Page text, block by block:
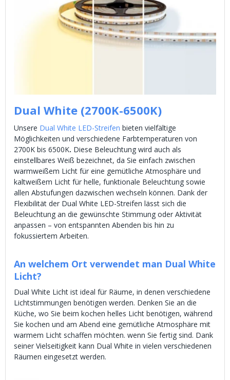
Dual White (2700K-6500K)
Unsere Dual White LED-Streifen bieten vielfältige
Möglichkeiten und verschiedene Farbtemperaturen von
2700K bis 6500K. Diese Beleuchtung wird auch als
einstellbares Weiß bezeichnet, da Sie einfach zwischen
warmweißem Licht für eine gemütliche Atmosphäre und
kaltweißem Licht für helle, funktionale Beleuchtung sowie
allen Abstufungen dazwischen wechseln können. Dank der
Flexibilität der Dual White LED-Streifen lässt sich die
Beleuchtung an die gewünschte Stimmung oder Aktivität
anpassen – von entspannten Abenden bis hin zu
fokussiertem Arbeiten.
An welchem Ort verwendet man Dual White
Licht?
Dual White Licht ist ideal für Räume, in denen verschiedene
Lichtstimmungen benötigen werden. Denken Sie an die
Küche, wo Sie beim kochen helles Licht benötigen, während
Sie kochen und am Abend eine gemütliche Atmosphäre mit
warmem Licht schaffen möchten. wenn Sie fertig sind. Dank
seiner Vielseitigkeit kann Dual White in vielen verschiedenen
Räumen eingesetzt werden.